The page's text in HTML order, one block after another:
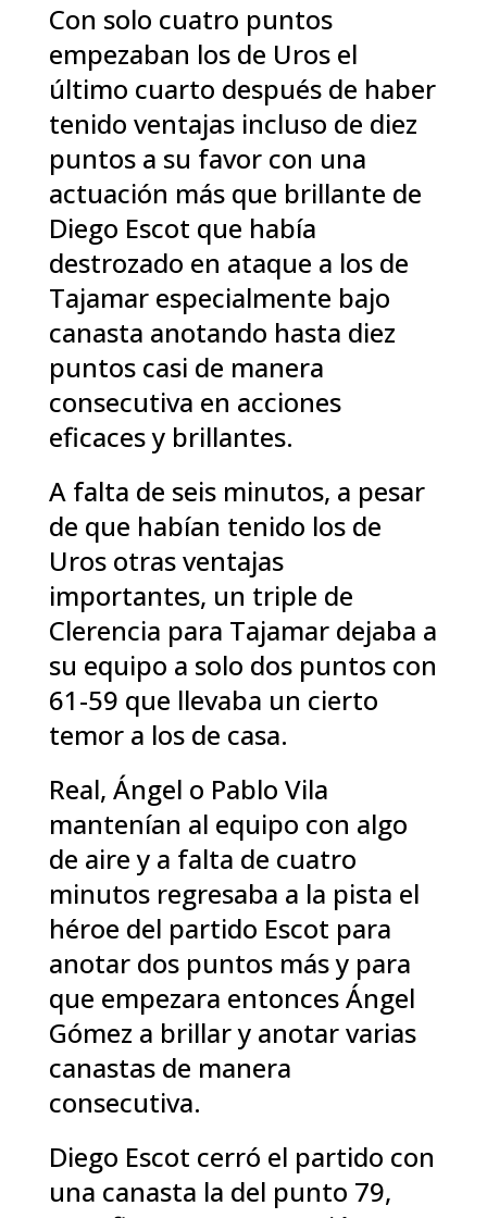
Con solo cuatro puntos
empezaban los de Uros el
último cuarto después de haber
tenido ventajas incluso de diez
puntos a su favor con una
actuación más que brillante de
Diego Escot que había
destrozado en ataque a los de
Tajamar especialmente bajo
canasta anotando hasta diez
puntos casi de manera
consecutiva en acciones
eficaces y brillantes.
A falta de seis minutos, a pesar
de que habían tenido los de
Uros otras ventajas
importantes, un triple de
Clerencia para Tajamar dejaba a
su equipo a solo dos puntos con
61-59 que llevaba un cierto
temor a los de casa.
Real, Ángel o Pablo Vila
mantenían al equipo con algo
de aire y a falta de cuatro
minutos regresaba a la pista el
héroe del partido Escot para
anotar dos puntos más y para
que empezara entonces Ángel
Gómez a brillar y anotar varias
canastas de manera
consecutiva.
Diego Escot cerró el partido con
una canasta la del punto 79,